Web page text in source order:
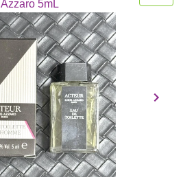
Azzaro 5mL